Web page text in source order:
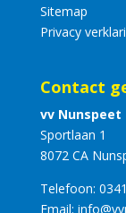
Sitemap
Privacy
Contact
vv Nunspeet
Sportlaan 1
8072 CA
Telefoon:
Email: